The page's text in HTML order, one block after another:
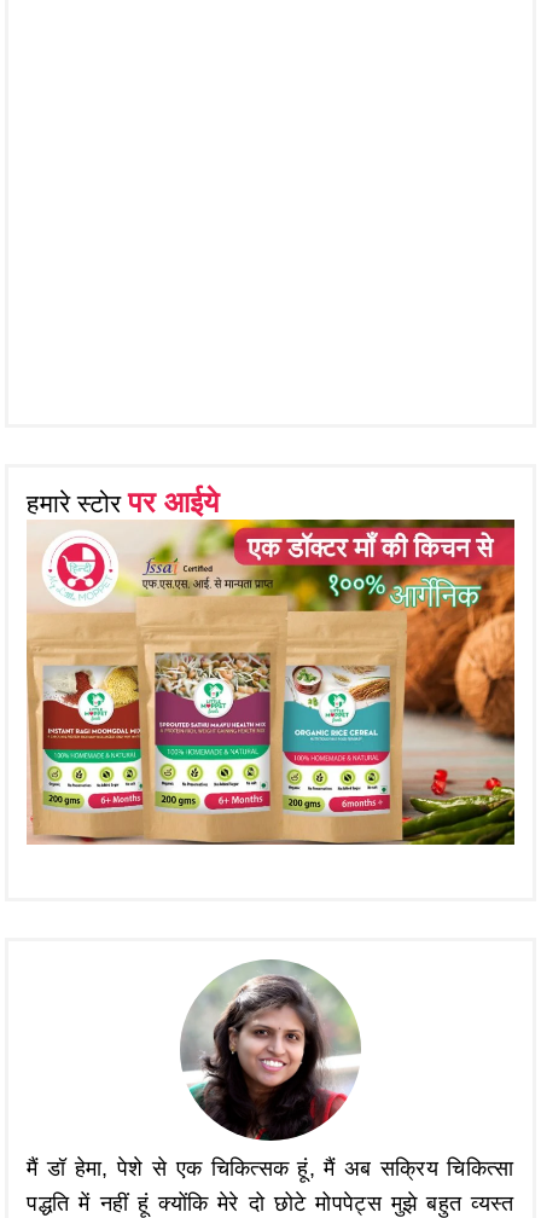
हमारे स्टोरपर आईये
मैं डॉ हेमा, पेशे से एक चिकित्सक हूं, मैं अब सक्रिय चिकित्सा
पद्धति में नहीं हूं क्योंकि मेरे दो छोटे मोपपेट्स मुझे बहुत व्यस्त